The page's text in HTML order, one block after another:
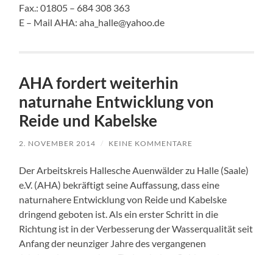
Fax.: 01805 – 684 308 363
E – Mail AHA: aha_halle@yahoo.de
AHA fordert weiterhin
naturnahe Entwicklung von
Reide und Kabelske
2. NOVEMBER 2014 / KEINE KOMMENTARE
Der Arbeitskreis Hallesche Auenwälder zu Halle (Saale)
e.V. (AHA) bekräftigt seine Auffassung, dass eine
naturnahere Entwicklung von Reide und Kabelske
dringend geboten ist. Als ein erster Schritt in die
Richtung ist in der Verbesserung der Wasserqualität seit
Anfang der neunziger Jahre des vergangenen